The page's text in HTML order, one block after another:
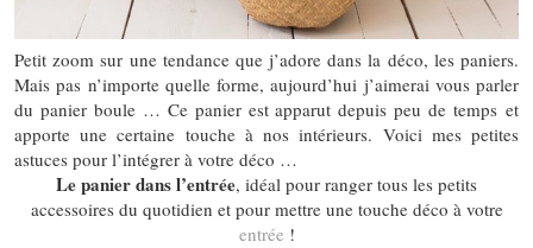
Petit zoom sur une tendance que j’adore dans la déco, les paniers.
Mais pas n’importe quelle forme, aujourd’hui j’aimerai vous parler
du panier boule … Ce panier est apparut depuis peu de temps et
apporte une certaine touche à nos intérieurs. Voici mes petites
astuces pour l’intégrer à votre déco …
Le panier dans l’entrée, idéal pour ranger tous les petits
accessoires du quotidien et pour mettre une touche déco à votre
entrée !